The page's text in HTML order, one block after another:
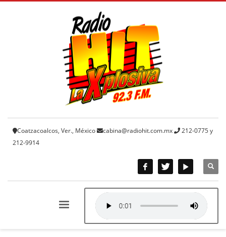
Coatzacoalcos, Ver., México cabina@radiohit.com.mx
212-0775 y
212-9914